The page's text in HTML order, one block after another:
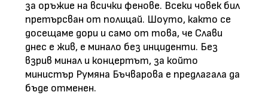
за оръжие на всички фенове. Всеки човек бил
претърсван от полицай. Шоуто, както се
досещаме дори и само от това, че Слави
днес е жив, е минало без инциденти. Без
взрив минал и концертът, за който
министър Румяна Бъчварова е предлагала да
бъде отменен.